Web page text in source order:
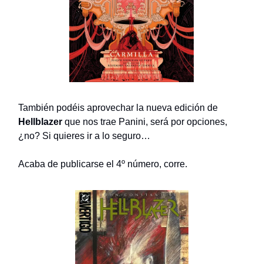
También podéis aprovechar la nueva edición de
Hellblazer que nos trae Panini, será por opciones,
¿no? Si quieres ir a lo seguro…
Acaba de publicarse el 4º número, corre.